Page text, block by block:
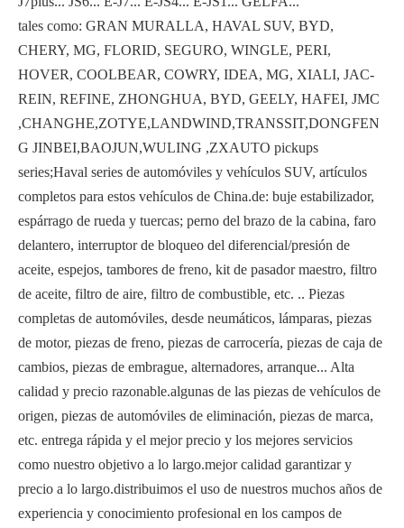
tales como: GRAN MURALLA, HAVAL SUV, BYD,
CHERY, MG, FLORID, SEGURO, WINGLE, PERI,
HOVER, COOLBEAR, COWRY, IDEA, MG, XIALI, JAC-
REIN, REFINE, ZHONGHUA, BYD, GEELY, HAFEI, JMC
,CHANGHE,ZOTYE,LANDWIND,TRANSSIT,DONGFEN
G JINBEI,BAOJUN,WULING ,ZXAUTO pickups
series;Haval series de automóviles y vehículos SUV, artículos
completos para estos vehículos de China.de: buje estabilizador,
espárrago de rueda y tuercas; perno del brazo de la cabina, faro
delantero, interruptor de bloqueo del diferencial/presión de
aceite, espejos, tambores de freno, kit de pasador maestro, filtro
de aceite, filtro de aire, filtro de combustible, etc. .. Piezas
completas de automóviles, desde neumáticos, lámparas, piezas
de motor, piezas de freno, piezas de carrocería, piezas de caja de
cambios, piezas de embrague, alternadores, arranque... Alta
calidad y precio razonable.algunas de las piezas de vehículos de
origen, piezas de automóviles de eliminación, piezas de marca,
etc. entrega rápida y el mejor precio y los mejores servicios
como nuestro objetivo a lo largo.mejor calidad garantizar y
precio a lo largo.distribuimos el uso de nuestros muchos años de
experiencia y conocimiento profesional en los campos de